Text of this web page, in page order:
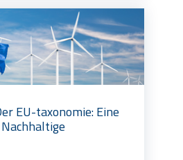
EU-taxonomie: Eine